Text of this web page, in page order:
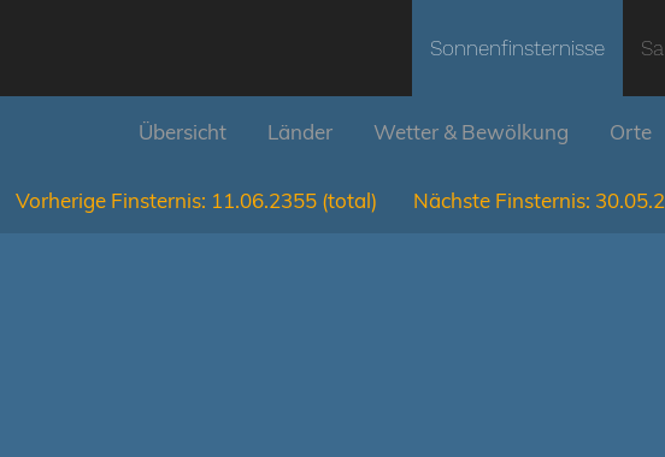
Sonnenfinsternisse
Übersicht Länder Wetter & Bewölkung Orte
Vorherige Finsternis: 11.06.2355 (total) Nächste Finsternis: